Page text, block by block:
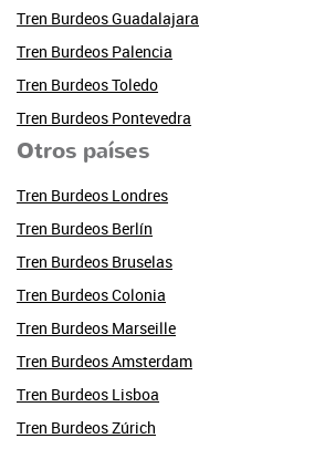
Tren Burdeos Guadalajara
Tren Burdeos Palencia
Tren Burdeos Toledo
Tren Burdeos Pontevedra
Otros países
Tren Burdeos Londres
Tren Burdeos Berlín
Tren Burdeos Bruselas
Tren Burdeos Colonia
Tren Burdeos Marseille
Tren Burdeos Amsterdam
Tren Burdeos Lisboa
Tren Burdeos Zúrich